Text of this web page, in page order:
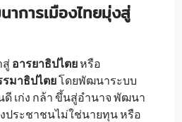
การเมืองไทยมุ่งสู่
สู่ อารยาธิปไตยหรือ
มาธิปไตยโดยพัฒนาระบบ
ดี เก่ง กล้า ขึ้นสู่อำนาจ พัฒนา
ประชาชนไม่ใช่นายทุน หรือ